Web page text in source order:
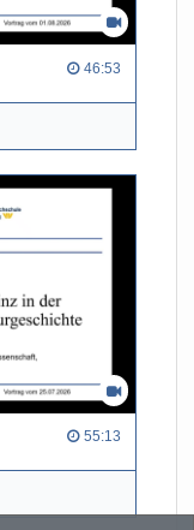
46:53
55:13